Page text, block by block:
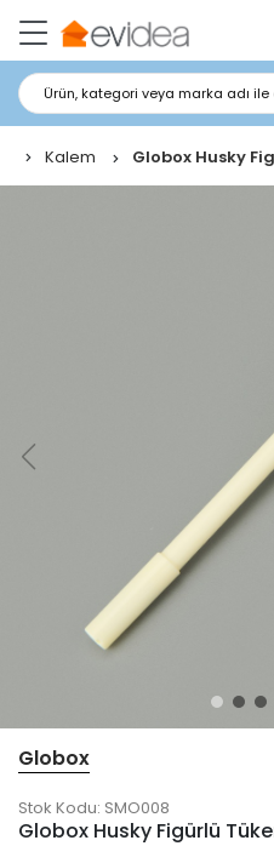
Ürün, kategori veya marka adı ile
Kalem Globox Husky
Globox
Stok Kodu: SMO008
Globox Husky Figürlü